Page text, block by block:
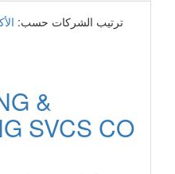
ترتيب الشركات حسب:
&
SVCS CO